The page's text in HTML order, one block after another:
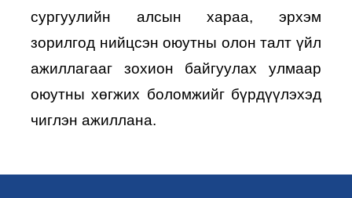
сургуулийн алсын хараа, эрхэм
зорилгод нийцсэн оюутны олон талт үйл
ажиллагааг зохион байгуулах улмаар
оюутны хөгжих боломжийг бүрдүүлэхэд
чиглэн ажиллана.